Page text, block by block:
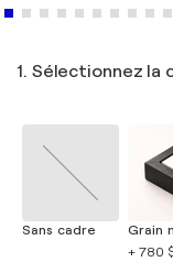
1. Sélectionnez la
Sans cadre
Grain
+ 780